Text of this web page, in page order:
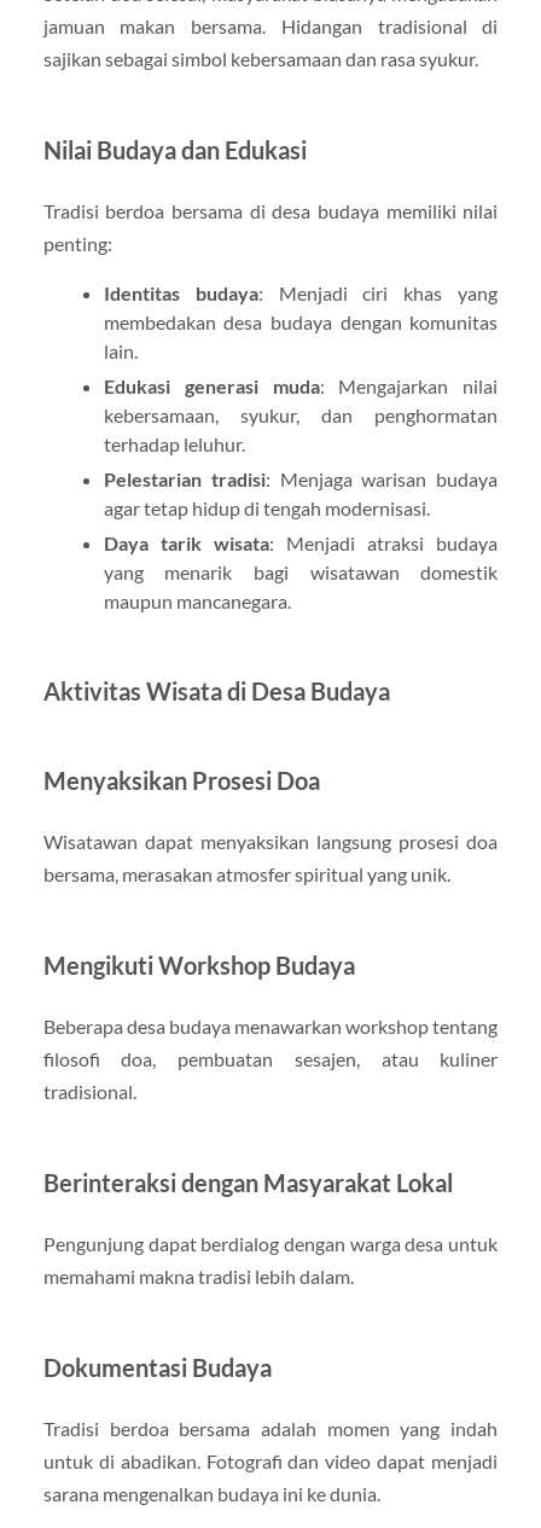
jamuan makan bersama. Hidangan tradisional di
sajikan sebagai simbol kebersamaan dan rasa syukur.
Nilai Budaya dan Edukasi
Tradisi berdoa bersama di desa budaya memiliki nilai
penting:
Identitas budaya: Menjadi ciri khas yang
membedakan desa budaya dengan komunitas
lain.
Edukasi generasi muda: Mengajarkan nilai
kebersamaan, syukur, dan penghormatan
terhadap leluhur.
Pelestarian tradisi: Menjaga warisan budaya
agar tetap hidup di tengah modernisasi.
Daya tarik wisata: Menjadi atraksi budaya
yang menarik bagi wisatawan domestik
maupun mancanegara.
Aktivitas Wisata di Desa Budaya
Menyaksikan Prosesi Doa
Wisatawan dapat menyaksikan langsung prosesi doa
bersama, merasakan atmosfer spiritual yang unik.
Mengikuti Workshop Budaya
Beberapa desa budaya menawarkan workshop tentang
filosofi doa, pembuatan sesajen, atau kuliner
tradisional.
Berinteraksi dengan Masyarakat Lokal
Pengunjung dapat berdialog dengan warga desa untuk
memahami makna tradisi lebih dalam.
Dokumentasi Budaya
Tradisi berdoa bersama adalah momen yang indah
untuk di abadikan. Fotografi dan video dapat menjadi
sarana mengenalkan budaya ini ke dunia.